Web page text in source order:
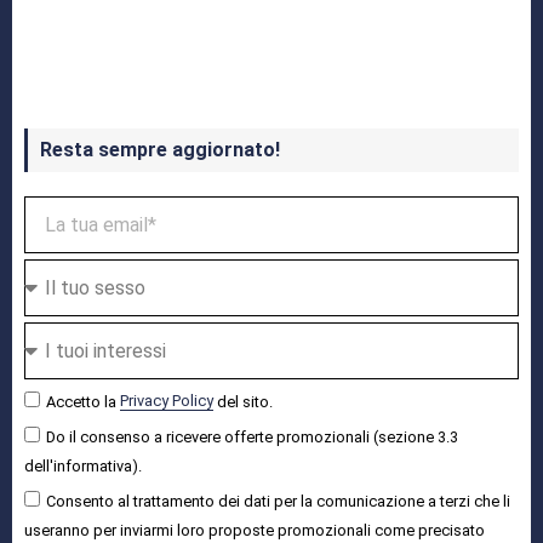
Resta sempre aggiornato!
Accetto la Privacy Policydel sito.
Do il consenso a ricevere offerte promozionali (sezione 3.3
dell'informativa).
Consento al trattamento dei dati per la comunicazione a terzi che li
useranno per inviarmi loro proposte promozionali come precisato